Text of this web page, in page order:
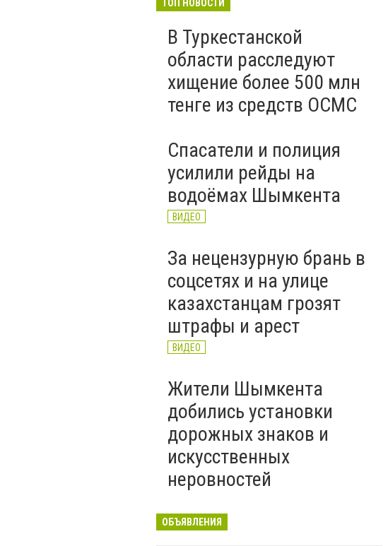
«Әділет» объединила
регионов на форуме
цифровых инициатив
КУРУЛТАЙ 2026
17:22
ТОП НОВОСТИ
В Туркестанской
области расследуют
хищение более 500 млн
тенге из средств ОСМС
Спасатели и полиция
усилили рейды на
водоёмах Шымкента
ВИДЕО
За нецензурную брань в
соцсетях и на улице
казахстанцам грозят
штрафы и арест
ВИДЕО
Жители Шымкента
добились установки
дорожных знаков и
искусственных
неровностей
ОБЪЯВЛЕНИЯ